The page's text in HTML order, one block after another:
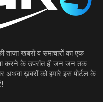
खबरों व समाचारों का एक
करने के उपरांत ही जन जन तक
अथवा ख़बरों को हमारे इस पोर्टल के